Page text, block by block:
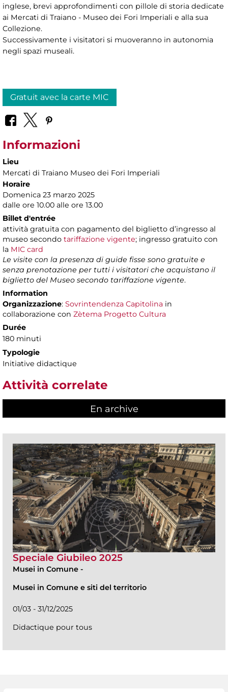
inglese, brevi approfondimenti con pillole di storia dedicate
ai Mercati di Traiano - Museo dei Fori Imperiali e alla sua
Collezione.
Successivamente i visitatori si muoveranno in autonomia
negli spazi museali.
Gratuit avec la carte MIC
Informazioni
Lieu
Mercati di Traiano Museo dei Fori Imperiali
Horaire
Domenica 23 marzo 2025
dalle ore 10.00 alle ore 13.00
Billet d'entrée
attività gratuita con pagamento del biglietto d’ingresso al
museo secondo tariffazione vigente; ingresso gratuito con
la MIC card
Le visite con la presenza di guide fisse sono gratuite e
senza prenotazione per tutti i visitatori che acquistano il
biglietto del Museo secondo tariffazione vigente.
Information
Organizzazione: Sovrintendenza Capitolina in
collaborazione con Zètema Progetto Cultura
Durée
180 minuti
Typologie
Initiative didactique
Attività correlate
En archive
Speciale Giubileo 2025
Musei in Comune -
Musei in Comune e siti del territorio
01/03 - 31/12/2025
Didactique pour tous